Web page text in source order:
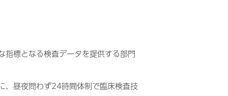
指標となる検査データを提供する部門
、昼夜問わず24時間体制で臨床検査技